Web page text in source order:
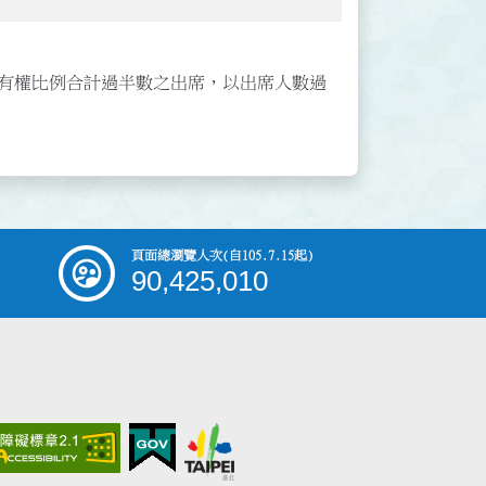
權比例合計過半數之出席，以出席人數過
頁面總瀏覽人次(自105.7.15起)
90,425,010